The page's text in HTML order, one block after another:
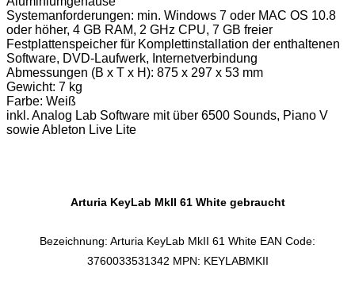
Systemanforderungen: min. Windows 7 oder MAC OS 10.8
oder höher, 4 GB RAM, 2 GHz CPU, 7 GB freier
Festplattenspeicher für Komplettinstallation der enthaltenen
Software, DVD-Laufwerk, Internetverbindung
Abmessungen (B x T x H): 875 x 297 x 53 mm
Gewicht: 7 kg
Farbe: Weiß
inkl. Analog Lab Software mit über 6500 Sounds, Piano V
sowie Ableton Live Lite
Arturia KeyLab MkII 61 White gebraucht
Bezeichnung: Arturia KeyLab MkII 61 White EAN Code:
3760033531342 MPN: KEYLABMKII